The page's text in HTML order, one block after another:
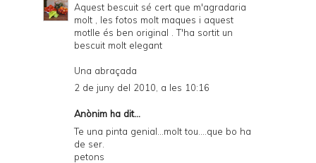
Aquest bescuit sé cert que m'agradaria
molt , les fotos molt maques i aquest
motlle és ben original . T'ha sortit un
bescuit molt elegant
Una abraçada
2 de juny del 2010, a les 10:16
Anònim ha dit...
Te una pinta genial...molt tou....que bo ha
de ser.
petons